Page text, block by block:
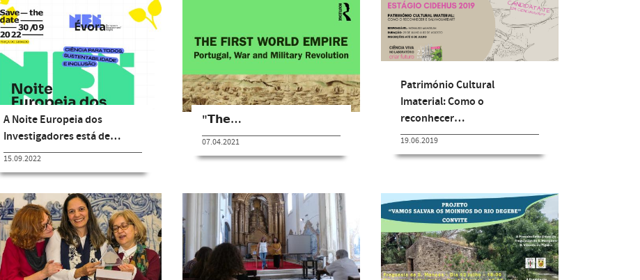
A Noite Europeia dos
Investigadores está de…
15.09.2022
"𝗧𝗵𝗲…
07.04.2021
Património Cultural
Imaterial: Como o
reconhecer…
19.06.2019